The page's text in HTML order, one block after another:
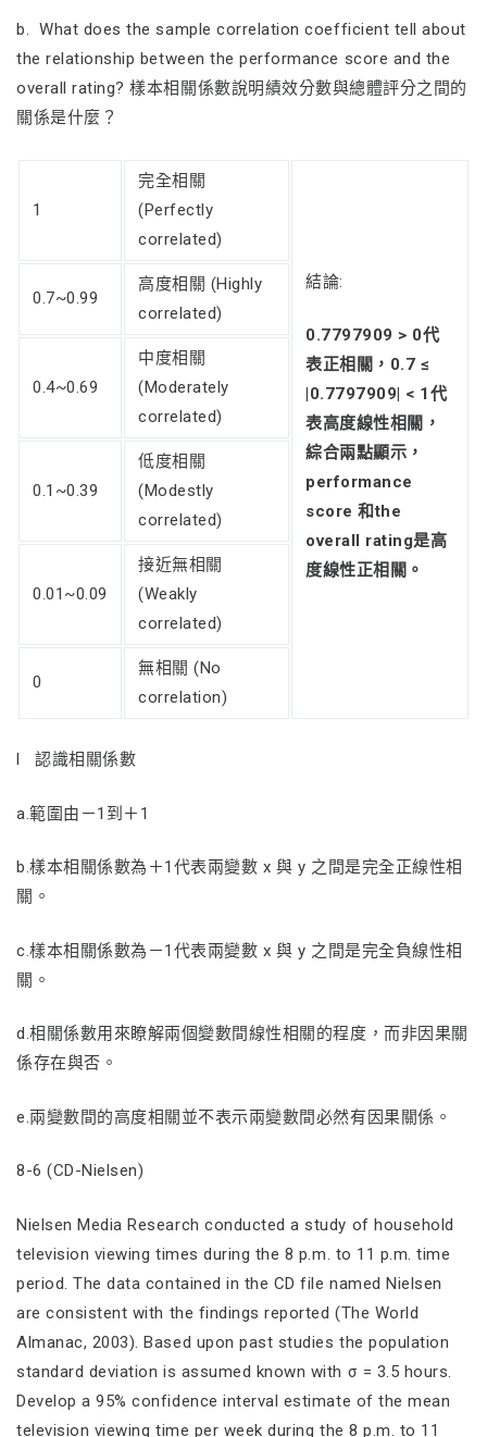
b. What does the sample correlation coefficient tell about
the relationship between the performance score and the
overall rating? 樣本相關係數說明績效分數與總體評分之間的
關係是什麼？
1
完全相關
(Perfectly
correlated)
結論:
0.7797909 > 0代
表正相關， 0.7 ≤
|0.7797909| < 1 代
表高度線性相關，
綜合兩點顯示，
performance
score和the
overall rating是高
度線性正相關。
0.7~0.99
高度相關 (Highly
correlated)
0.4~0.69
中度相關
(Moderately
correlated)
0.1~0.39
低度相關
(Modestly
correlated)
0.01~0.09
接近無相關
(Weakly
correlated)
0
無相關 (No
correlation)
l 認識相關係數
a.範圍由－1到＋1
b.樣本相關係數為＋1代表兩變數 x 與 y 之間是完全正線性相
關。
c.樣本相關係數為－1代表兩變數 x 與 y 之間是完全負線性相
關。
d.相關係數用來瞭解兩個變數間線性相關的程度，而非因果關
係存在與否。
e.兩變數間的高度相關並不表示兩變數間必然有因果關係。
8-6 (CD-Nielsen)
Nielsen Media Research conducted a study of household
television viewing times during the 8 p.m. to 11 p.m. time
period. The data contained in the CD file named Nielsen
are consistent with the findings reported (The World
Almanac, 2003). Based upon past studies the population
standard deviation is assumed known with σ = 3.5 hours.
Develop a 95% confidence interval estimate of the mean
television viewing time per week during the 8 p.m. to 11